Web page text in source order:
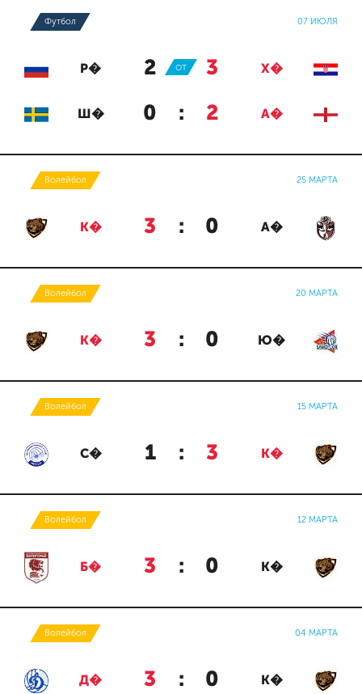
Футбол 07 ИЮЛЯ
Р� 2 : 3 Х�
ОТ
Ш� 0 : 2 А�
Волейбол 25 МАРТА
К� 3 : 0 А�
Волейбол 20 МАРТА
К� 3 : 0 Ю�
Волейбол 15 МАРТА
С� 1 : 3 К�
Волейбол 12 МАРТА
Б� 3 : 0 К�
Волейбол 04 МАРТА
Д� 3 : 0 К�